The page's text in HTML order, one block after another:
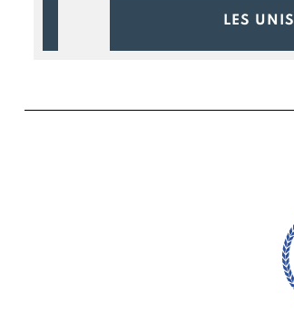
LES UNIS